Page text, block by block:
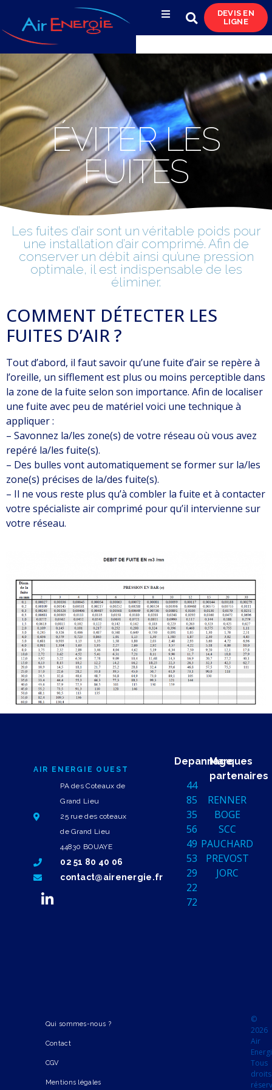
& condensats
Réservoirs
& réseaux de distribution
Azote
& pompes à vide
Occasions
& locations
DEVIS EN
LIGNE
ÉVITER LES
FUITES
Les fuites d’air sont un véritable poids pour
une installation d’air comprimé. Afin de
conserver un débit ainsi qu’une pression
optimale, il est indispensable de les
éliminer.
COMMENT DÉTECTER LES
FUITES D’AIR ?
Tout d’abord, il faut savoir qu’une fuite d’air se repère à
l’oreille, un sifflement est plus ou moins perceptible dans
la zone de la fuite selon son importance. Afin de localiser
une fuite avec peu de matériel voici une technique à
appliquer :
– Savonnez la/les zone(s) de votre réseau où vous avez
repéré la/les fuite(s).
– Des bulles vont automatiquement se former sur la/les
zone(s) précises de la/des fuite(s).
– Il ne vous reste plus qu’à combler la fuite et à contacter
votre spécialiste air comprimé pour qu’il intervienne sur
votre réseau.
AIR ENERGIE OUEST
PA des Coteaux de
Grand Lieu
25 rue des coteaux
de Grand Lieu
44830 BOUAYE
02 51 80 40 06
contact@airenergie.fr
Depannage
44
85
35
56
49
53
29
22
72
Marques
partenaires
RENNER
BOGE
SCC
PAUCHARD
PREVOST
JORC
Qui sommes-nous ?
Contact
CGV
Mentions légales
©
2026
Air
Tous
droits